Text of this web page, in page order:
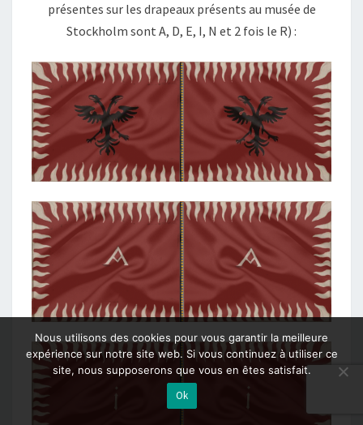
présentes sur les drapeaux présents au musée de
Stockholm sont A, D, E, I, N et 2 fois le R) :
Nous utilisons des cookies pour vous garantir la meilleure
expérience sur notre site web. Si vous continuez à utiliser ce
site, nous supposerons que vous en êtes satisfait.
Ok